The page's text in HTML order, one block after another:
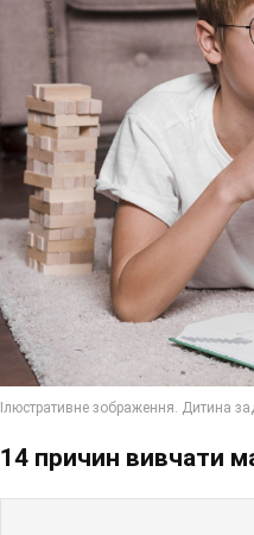
14 причин вивчати